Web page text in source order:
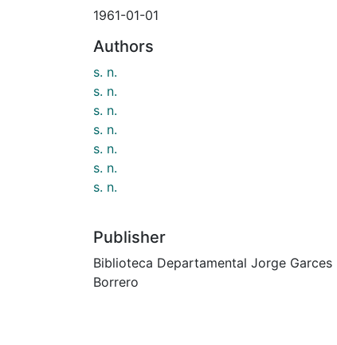
1961-01-01
Authors
s. n.
s. n.
s. n.
s. n.
s. n.
s. n.
s. n.
Publisher
Biblioteca Departamental Jorge Garces
Borrero